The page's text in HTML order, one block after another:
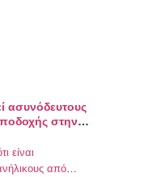
μέτρων
[…]
ασυνόδευτους
στην
είναι
από